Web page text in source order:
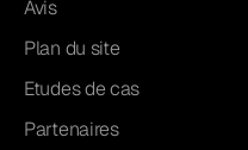
Avis
Plan du site
Etudes de cas
Partenaires